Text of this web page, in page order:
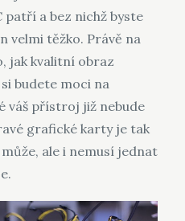
a bez nichž byste
velmi těžko. Právě na
jak kvalitní obraz
budete moci na
váš přístroj již nebude
grafické karty je tak
ale i nemusí jednat